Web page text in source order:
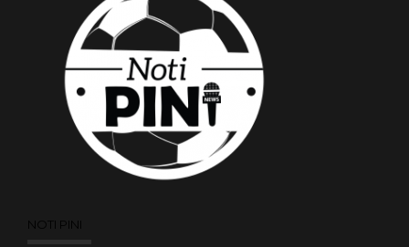
NOTI PINI